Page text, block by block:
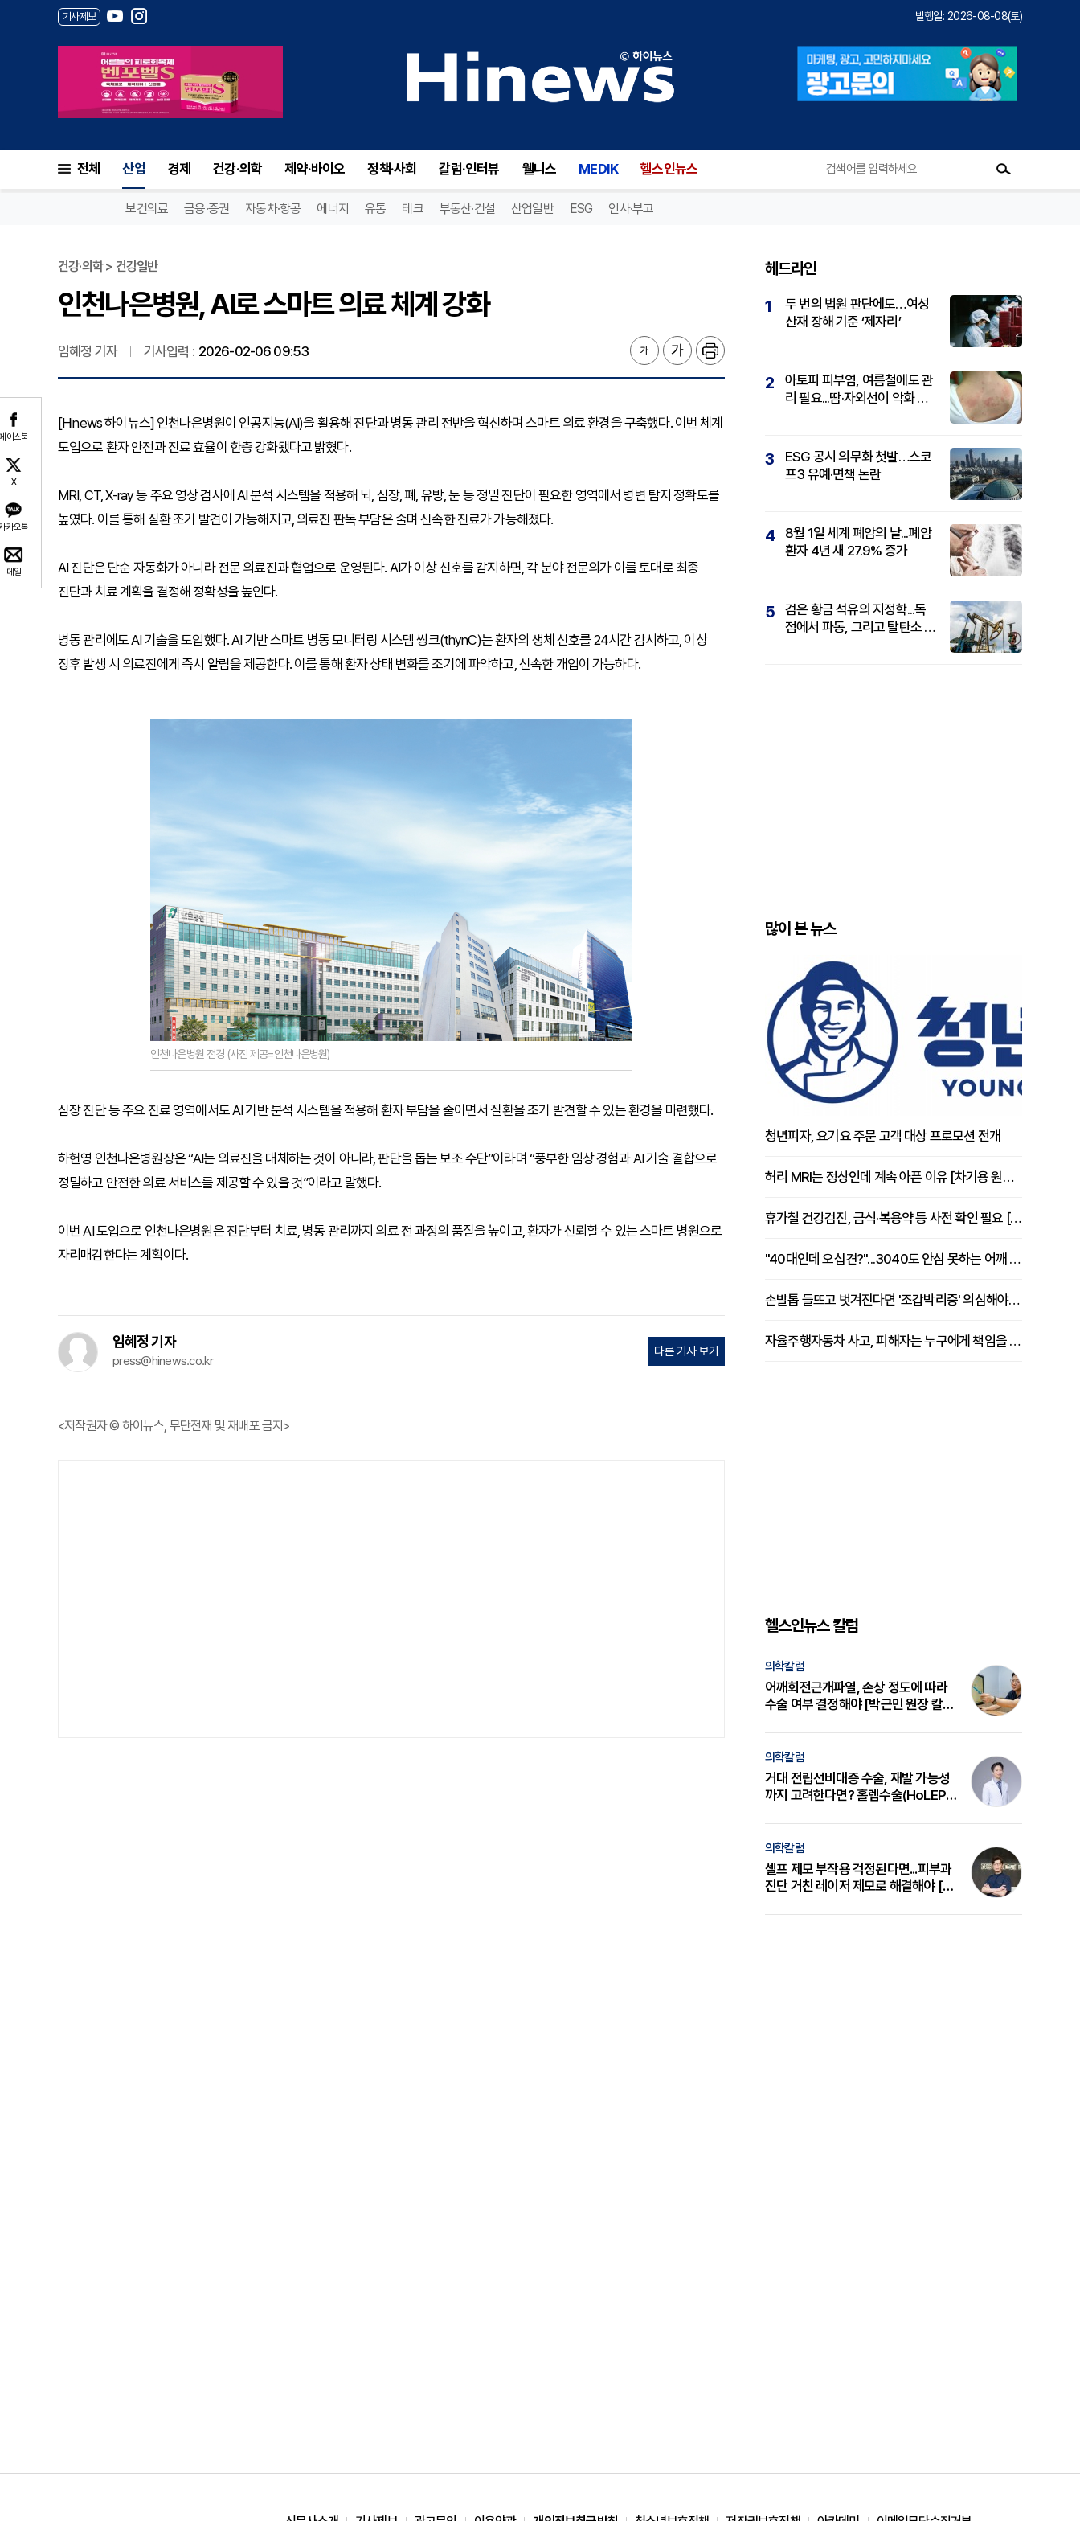
기사제보 발행일: 2026-08-08(토)
전체 산업 경제 건강·의학 제약·바이오 정책·사회 칼럼·인터뷰 웰니스 MEDIK 헬스인뉴스
보건의료 금융·증권 자동차·항공 에너지 유통 테크 부동산·건설 산업일반 ESG 인사·부고
이스북
X
카오톡
메일
건강·의학 > 건강일반
인천나은병원, AI로 스마트 의료 체계 강화
임혜정 기자 기사입력 : 2026-02-06 09:53
[Hinews 하이뉴스] 인천나은병원이 인공지능(AI)을 활용해 진단과 병동 관리 전반을 혁신하며 스마트 의료 환경을 구축했다. 이번 체계
도입으로 환자 안전과 진료 효율이 한층 강화됐다고 밝혔다.
MRI, CT, X-ray 등 주요 영상 검사에 AI 분석 시스템을 적용해 뇌, 심장, 폐, 유방, 눈 등 정밀 진단이 필요한 영역에서 병변 탐지 정확도를
높였다. 이를 통해 질환 조기 발견이 가능해지고, 의료진 판독 부담은 줄며 신속한 진료가 가능해졌다.
AI 진단은 단순 자동화가 아니라 전문 의료진과 협업으로 운영된다. AI가 이상 신호를 감지하면, 각 분야 전문의가 이를 토대로 최종
진단과 치료 계획을 결정해 정확성을 높인다.
병동 관리에도 AI 기술을 도입했다. AI 기반 스마트 병동 모니터링 시스템 씽크(thynC)는 환자의 생체 신호를 24시간 감시하고, 이상
징후 발생 시 의료진에게 즉시 알림을 제공한다. 이를 통해 환자 상태 변화를 조기에 파악하고, 신속한 개입이 가능하다.
인천나은병원 전경 (사진 제공=인천나은병원)
심장 진단 등 주요 진료 영역에서도 AI 기반 분석 시스템을 적용해 환자 부담을 줄이면서 질환을 조기 발견할 수 있는 환경을 마련했다.
하헌영 인천나은병원장은 “AI는 의료진을 대체하는 것이 아니라, 판단을 돕는 보조 수단”이라며 “풍부한 임상 경험과 AI 기술 결합으로
정밀하고 안전한 의료 서비스를 제공할 수 있을 것”이라고 말했다.
이번 AI 도입으로 인천나은병원은 진단부터 치료, 병동 관리까지 의료 전 과정의 품질을 높이고, 환자가 신뢰할 수 있는 스마트 병원으로
자리매김한다는 계획이다.
임혜정 기자
press@hinews.co.kr
다른 기사 보기
<저작권자 © 하이뉴스, 무단전재 및 재배포 금지>
헤드라인
1
두 번의 법원 판단에도…여성
산재 장해 기준 ‘제자리’
2
아토피 피부염, 여름철에도 관
리 필요...땀·자외선이 악화 요
3
ESG 공시 의무화 첫발…스코
프3 유예·면책 논란
4
8월 1일 세계 폐암의 날...폐암
환자 4년 새 27.9% 증가
5
검은 황금 석유의 지정학...독
점에서 파동, 그리고 탈탄소 패
많이 본 뉴스
청년피자, 요기요 주문 고객 대상 프로모션 전개
허리 MRI는 정상인데 계속 아픈 이유 [차기용 원장 칼럼]
휴가철 건강검진, 금식·복용약 등 사전 확인 필요 [정도감 원장 칼럼]
"40대인데 오십견?"...3040도 안심 못하는 어깨 유착성 관절낭염
손발톱 들뜨고 벗겨진다면 '조갑박리증' 의심해야 [김철윤 원장 칼럼]
자율주행자동차 사고, 피해자는 누구에게 책임을 물을 수 있을까
헬스인뉴스 칼럼
의학칼럼
어깨회전근개파열, 손상 정도에 따라
수술 여부 결정해야 [박근민 원장 칼
의학칼럼
거대 전립선비대증 수술, 재발 가능성
까지 고려한다면? 홀렙수술(HoLEP)
의학칼럼
셀프 제모 부작용 걱정된다면...피부과
진단 거친 레이저 제모로 해결해야 [변